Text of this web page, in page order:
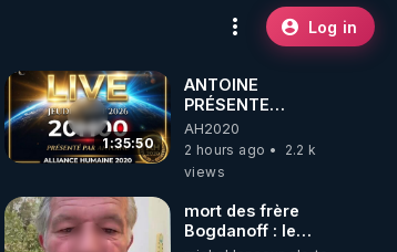
Log in
1:35:50
ANTOINE
PRÉSENTE
AH2020 LE LIVE
20H ***DU
06/08/2026***
AH2020
2 hours ago
2.2 k
views
mort des frère
Bogdanoff : le